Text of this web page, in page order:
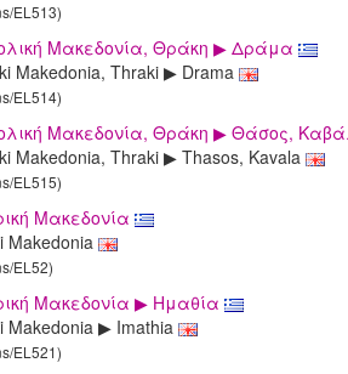
EL513)
Μακεδονία, Θράκη ▶ Δράμα
Makedonia, Thraki ▶ Drama
EL514)
Μακεδονία, Θράκη ▶ Θάσος,
Makedonia, Thraki ▶ Thasos, Kavala
EL515)
Μακεδονία
Makedonia
EL52)
Μακεδονία ▶ Ημαθία
Makedonia ▶ Imathia
EL521)